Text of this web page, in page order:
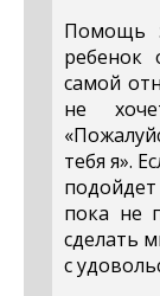
Помощь
ребенок
самой
не
тебя я».
пока не
сделать
с